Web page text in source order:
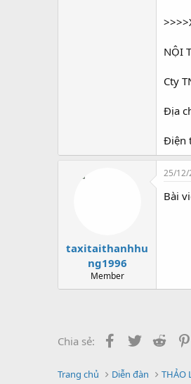
NỘI
Cty
Địa
Điện
taxitaithanhhu
ng1996
Member
25/12/
Bài
Chia sẻ: Facebook
Twitter Reddit
Trang chủ Diễn đàn THẢO